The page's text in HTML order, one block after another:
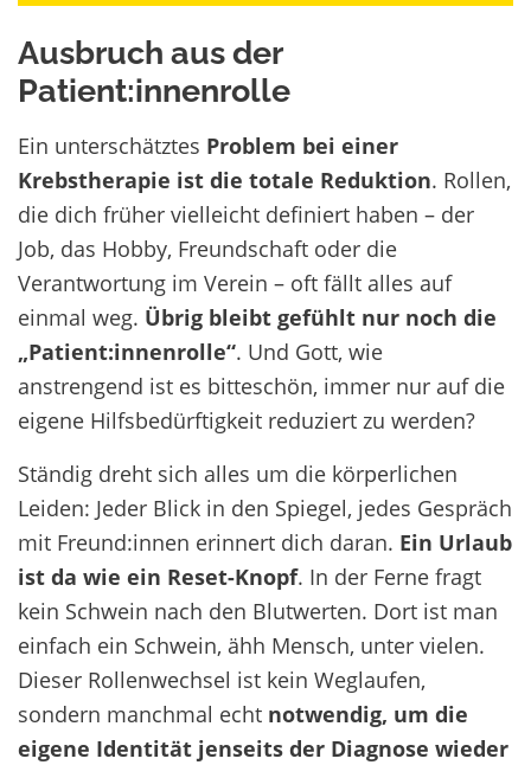
Ausbruch aus der
Patient:innenrolle
Ein unterschätztes Problem bei einer
Krebstherapie ist die totale Reduktion. Rollen,
die dich früher vielleicht definiert haben – der
Job, das Hobby, Freundschaft oder die
Verantwortung im Verein – oft fällt alles auf
einmal weg. Übrig bleibt gefühlt nur noch die
„Patient:innenrolle“. Und Gott, wie
anstrengend ist es bitteschön, immer nur auf die
eigene Hilfsbedürftigkeit reduziert zu werden?
Ständig dreht sich alles um die körperlichen
Leiden: Jeder Blick in den Spiegel, jedes Gespräch
mit Freund:innen erinnert dich daran. Ein Urlaub
ist da wie ein Reset-Knopf. In der Ferne fragt
kein Schwein nach den Blutwerten. Dort ist man
einfach ein Schwein, ähh Mensch, unter vielen.
Dieser Rollenwechsel ist kein Weglaufen,
sondern manchmal echt notwendig, um die
eigene Identität jenseits der Diagnose wieder